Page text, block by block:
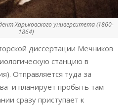
Харьковского университета (1860-
1864)
диссертации Мечников
станцию в
Отправляется туда за
и планирует пробыть там
сразу приступает к